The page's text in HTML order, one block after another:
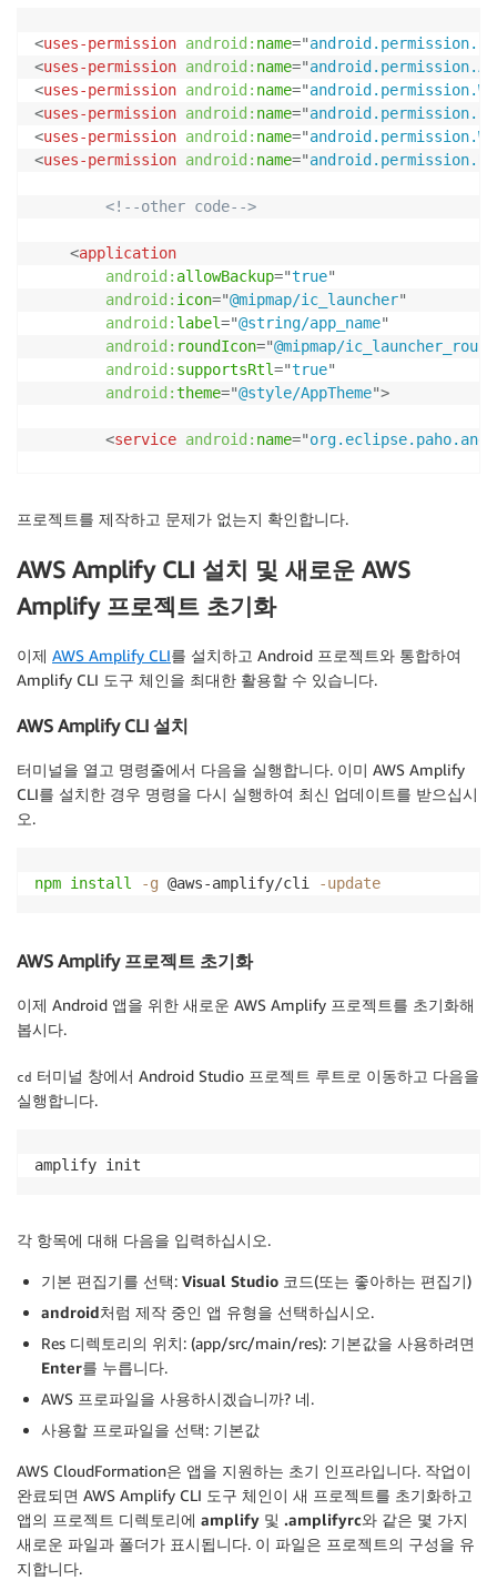
<uses-permission android: name="
<uses-permission android: name="
<uses-permission android: name="
<uses-permission android: name="
<uses-permission android: name="
<uses-permission android: name="
<!--other code-->
<application
android: allowBackup="true"
android: icon="@mipmap/ic_launcher"
android: label="@string/app_name"
android: roundIcon="@mipmap/ic_launcher_round
android: supportsRtl="true"
android:theme="@style/AppTheme">
<service android: name="
</application >
프로젝트를 제작하고 문제가 없는지 확인합니다.
AWS Amplify CLI 설치 및 새로운 AWS
Amplify 프로젝트 초기화
이제 AWS Amplify CLI를 설치하고 Android 프로젝트와 통합하여
Amplify CLI 도구 체인을 최대한 활용할 수 있습니다.
AWS Amplify CLI 설치
터미널을 열고 명령줄에서 다음을 실행합니다. 이미 AWS Amplify
CLI를 설치한 경우 명령을 다시 실행하여 최신 업데이트를 받으십시
오.
npm install -g @aws-amplify/cli -update
AWS Amplify 프로젝트 초기화
이제 Android 앱을 위한 새로운 AWS Amplify 프로젝트를 초기화해
봅시다.
cd 터미널 창에서 Android Studio 프로젝트 루트로 이동하고 다음을
실행합니다.
amplify init
각 항목에 대해 다음을 입력하십시오.
기본 편집기를 선택: Visual Studio 코드(또는 좋아하는 편집기)
android처럼 제작 중인 앱 유형을 선택하십시오.
Res 디렉토리의 위치: (app/src/main/res): 기본값을 사용하려면
Enter를 누릅니다.
AWS 프로파일을 사용하시겠습니까? 네.
사용할 프로파일을 선택: 기본값
AWS CloudFormation은 앱을 지원하는 초기 인프라입니다. 작업이
완료되면 AWS Amplify CLI 도구 체인이 새 프로젝트를 초기화하고
앱의 프로젝트 디렉토리에 amplify 및 .amplifyrc와 같은 몇 가지
새로운 파일과 폴더가 표시됩니다. 이 파일은 프로젝트의 구성을 유
지합니다.